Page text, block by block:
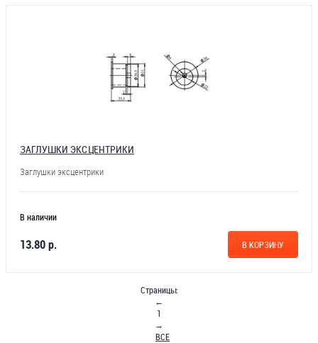
ЗАГЛУШКИ ЭКСЦЕНТРИКИ
Заглушки эксцентрики
В наличии
13.80 р. В КОРЗИНУ
Страницы:
←
1
→
ВСЕ